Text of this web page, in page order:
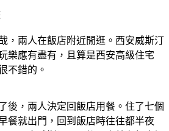
，兩人在飯店附近閒逛。西安威斯汀
樂應有盡有，且算是西安高級住宅
不錯的。
後，兩人決定回飯店用餐。住了七個
餐就出門，回到飯店時往往都半夜